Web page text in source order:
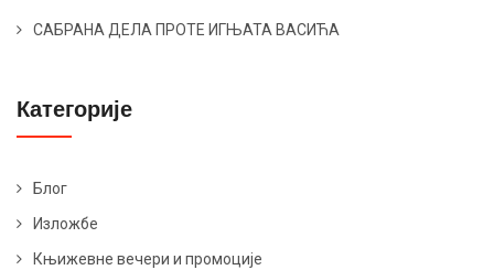
САБРАНА ДЕЛА ПРОТЕ ИГЊАТА ВАСИЋА
Категорије
Блог
Изложбе
Књижевне вечери и промоције